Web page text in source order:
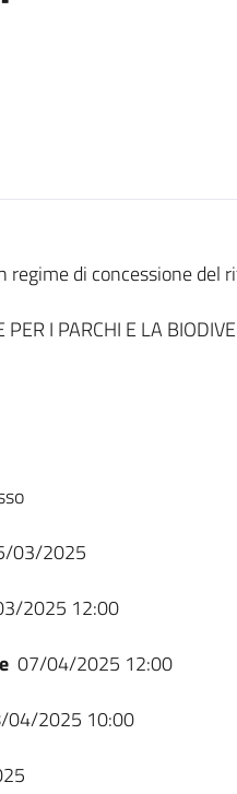
di concessione del
PER I PARCHI E LA
03/2025
2025 12:00
07/04/2025 12:00
04/2025 10:00